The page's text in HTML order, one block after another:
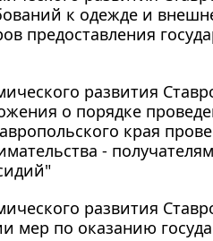
к одежде и
предоставления
развития
о порядке
края
-
развития
мер по оказанию